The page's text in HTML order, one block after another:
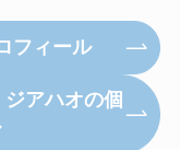
フィール
アハオの個